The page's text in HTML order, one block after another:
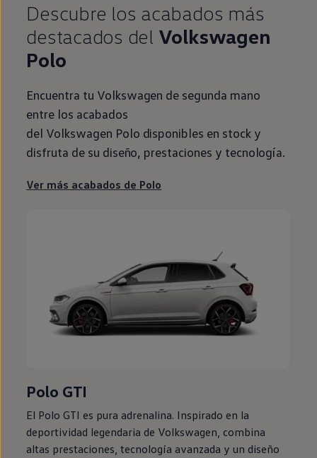
Descubre los acabados más
destacados del Volkswagen
Polo
Encuentra tu Volkswagen de segunda mano
entre los acabados
del Volkswagen Polo disponibles en stocky
disfruta de su diseño, prestaciones y tecnología.
Ver más acabados de Polo
Polo GTI
El Polo GTI es pura adrenalina. Inspirado en la
deportividad legendaria de Volkswagen, combina
altas prestaciones, tecnología avanzada y un diseño